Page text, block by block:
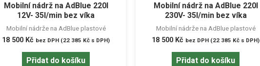
Mobilní nádrž na AdBlue 220l
12V- 35l/min bez víka
Mobilní nádrže na AdBlue plastové
18 500 Kč bez DPH (22 385 Kč s DPH)
Přidat do košíku
Mobilní nádrž na AdBlue 220l
230V- 35l/min bez víka
Mobilní nádrže na AdBlue plastové
18 500 Kč bez DPH (22 385 Kč s DPH)
Přidat do košíku